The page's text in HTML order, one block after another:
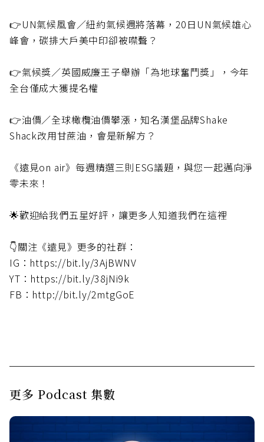
👉UN氣候風會／紐約氣候週將落幕，20日UN氣候雄心
峰會，碳排大戶美中印卻被噤聲？
👉氣候獎／英國威廉王子舉辦「為地球奮鬥獎」，今年
全台僅成大獲提名權
👉油價／全球橄欖油價攀漲，知名漢堡品牌Shake
Shack改用甘蔗油，會是新解方？
《遠見on air》每週精選三則ESG議題，與您一起邁向淨
零未來！
🌟歡迎給我們五星好評，讓更多人知道我們在這裡
👇關注《遠見》更多的社群：
IG：https://bit.ly/3AjBWNV
YT：https://bit.ly/38jNi9k
FB：http://bit.ly/2mtgGoE
更多 Podcast 集數